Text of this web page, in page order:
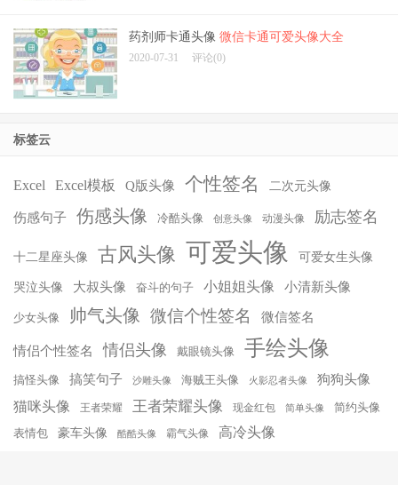
药剂师卡通头像 微信卡通可爱头像大全
2020-07-31 评论(0)
标签云
Excel Excel模板 Q版头像 个性签名 二次元头像
伤感句子 伤感头像 冷酷头像 创意头像 动漫头像 励志签名
十二星座头像 古风头像 可爱头像 可爱女生头像
哭泣头像 大叔头像 奋斗的句子 小姐姐头像 小清新头像
少女头像 帅气头像 微信个性签名 微信签名
情侣个性签名 情侣头像 戴眼镜头像 手绘头像
搞怪头像 搞笑句子 沙雕头像 海贼王头像 火影忍者头像 狗狗头像
猫咪头像 王者荣耀 王者荣耀头像 现金红包 简单头像 简约头像
表情包 豪车头像 酷酷头像 霸气头像 高冷头像